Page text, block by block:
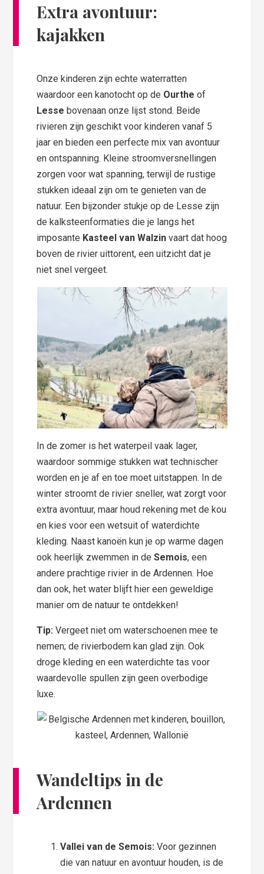
Extra avontuur:
kajakken
Onze kinderen zijn echte waterratten
waardoor een kanotocht op de Ourthe of
Lesse bovenaan onze lijst stond. Beide
rivieren zijn geschikt voor kinderen vanaf 5
jaar en bieden een perfecte mix van avontuur
en ontspanning. Kleine stroomversnellingen
zorgen voor wat spanning, terwijl de rustige
stukken ideaal zijn om te genieten van de
natuur. Een bijzonder stukje op de Lesse zijn
de kalksteenformaties die je langs het
imposante Kasteel van Walzin vaart dat hoog
boven de rivier uittorent, een uitzicht dat je
niet snel vergeet.
In de zomer is het waterpeil vaak lager,
waardoor sommige stukken wat technischer
worden en je af en toe moet uitstappen. In de
winter stroomt de rivier sneller, wat zorgt voor
extra avontuur, maar houd rekening met de kou
en kies voor een wetsuit of waterdichte
kleding. Naast kanoën kun je op warme dagen
ook heerlijk zwemmen in deSemois, een
andere prachtige rivier in de Ardennen. Hoe
dan ook, het water blijft hier een geweldige
manier om de natuur te ontdekken!
Tip: Vergeet niet om waterschoenen mee te
nemen; de rivierbodem kan glad zijn. Ook
droge kleding en een waterdichte tas voor
waardevolle spullen zijn geen overbodige
luxe.
Wandeltips in de
Ardennen
Vallei van de Semois: Voor gezinnen
die van natuur en avontuur houden, is de